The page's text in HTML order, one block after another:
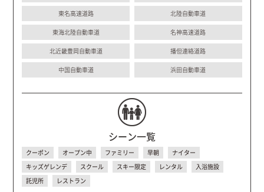
東名高速道路 北陸自動車道
東海北陸自動車道 名神高速道路
北近畿豊岡自動車道 播但連絡道路
中国自動車道 浜田自動車道
シーン一覧
クーポン オープン中 ファミリー 早朝
ナイター
キッズゲレンデ
スクール スキー限定 レンタル
入浴施設
託児所
レストラン